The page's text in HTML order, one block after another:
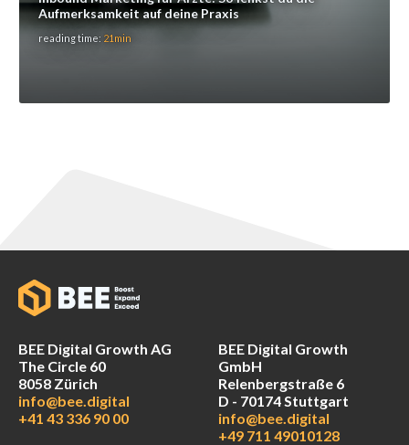
Aufmerksamkeit auf deine Praxis
reading time: 21min
BEE Digital Growth AG
The Circle 60
8058 Zürich
info@bee.digital
+41 43 336 90 00
BEE Digital Growth
GmbH
Relenbergstraße 6
D - 70174 Stuttgart
info@bee.digital
+49 711 49010128